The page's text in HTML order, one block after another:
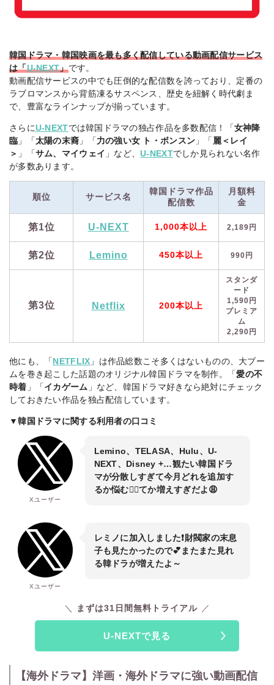
韓国ドラマ・韓国映画を最も多く配信している動画配信サービス
は「U-NEXT」です。
動画配信サービスの中でも圧倒的な配信数を誇っており、定番の
ラブロマンスから背筋凍るサスペンス、歴史を紐解く時代劇ま
で、豊富なラインナップが揃っています。
さらにU-NEXTでは韓国ドラマの独占作品を多数配信！「女神降
臨 」「太陽の末裔 」「 力の強い女 ト・ボンスン 」「 麗＜レイ
＞ 」「サム、マイウェイ 」など、U-NEXTでしか見られない名作
が多数あります。
順位 サービス名
韓国ドラマ作品
配信数
月額料
金
第1位 U-NEXT 1,000本以上 2,189円
第2位 Lemino 450本以上 990円
第3位 Netflix 200本以上
スタンダ
ード
1,590円
プレミア
ム
2,290円
他にも、「 NETFLIX 」は作品総数こそ多くはないものの、大ブー
ムを巻き起こした話題のオリジナル韓国ドラマを制作。「愛の不
時着 」「 イカゲーム 」など、韓国ドラマ好きなら絶対にチェック
しておきたい作品を独占配信しています。
▼韓国ドラマに関する利用者の口コミ
Xユーザー
Lemino、TELASA、Hulu、U-
NEXT、Disney +…観たい韓国ドラ
マが分散しすぎて今月どれを追加す
るか悩む😵‍💫てか増えすぎだよ😩
Xユーザー
レミノに加入しました❗財閥家の末息
子も見たかったので💕またまた見れ
る韓ドラが増えたよ～
まずは31日間無料トライアル
U-NEXTで見る
【海外ドラマ】洋画・海外ドラマに強い動画配信